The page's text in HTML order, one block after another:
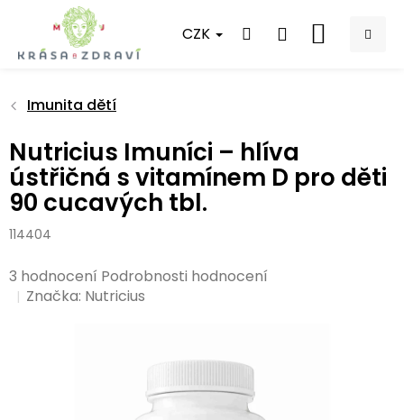
obsah
CZK
NÁKUPNÍ
Imunita dětí
Nutricius Imuníci – hlíva
ústřičná s vitamínem D pro děti
90 cucavých tbl.
114404
Průměrné
hodnocení
3 hodnocení Podrobnosti hodnocení
Značka: Nutricius